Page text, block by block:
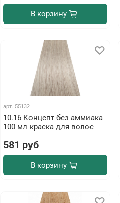
В корзину
арт. 55132
10.16 Концепт без аммиака
100 мл краска для волос
581 руб
В корзину